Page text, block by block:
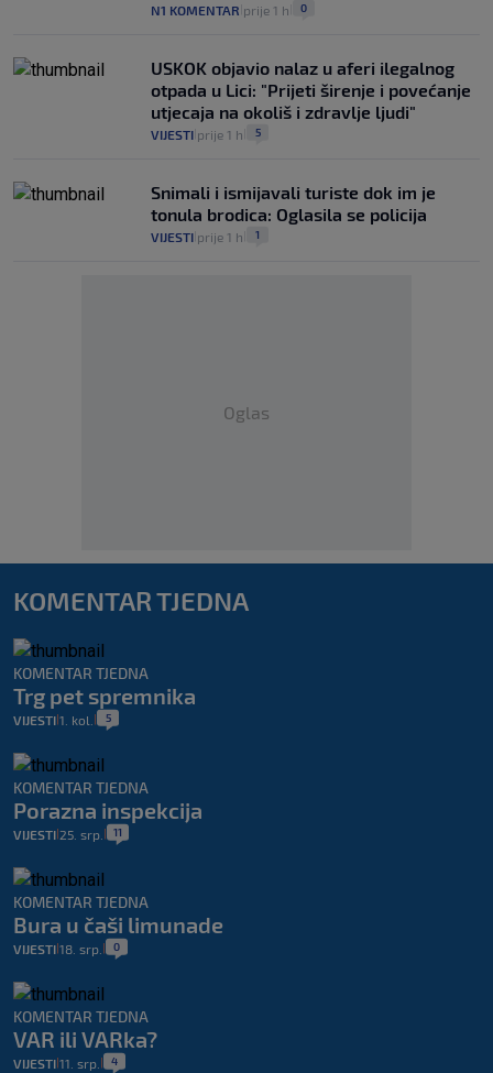
N1 KOMENTAR prije 1 h 0
USKOK objavio nalaz u aferi ilegalnog
otpada u Lici: "Prijeti širenje i povećanje
utjecaja na okoliš i zdravlje ljudi"
VIJESTI prije 1 h 5
Snimali i ismijavali turiste dok im je
tonula brodica: Oglasila se policija
VIJESTI prije 1 h 1
Oglas
KOMENTAR TJEDNA
KOMENTAR TJEDNA
Trg pet spremnika
VIJESTI 1. kol. 5
KOMENTAR TJEDNA
Porazna inspekcija
VIJESTI 25. srp. 11
KOMENTAR TJEDNA
Bura u čaši limunade
VIJESTI 18. srp. 0
KOMENTAR TJEDNA
VAR ili VARka?
VIJESTI 11. srp. 4